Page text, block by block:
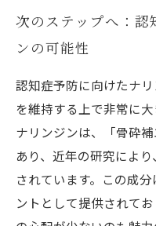
次のステップへ：認
ンの可能性
認知症予防に向けたナ
を維持する上で非常に
ナリンジンは、「骨砕
あり、近年の研究によ
されています。この成
ントとして提供されて